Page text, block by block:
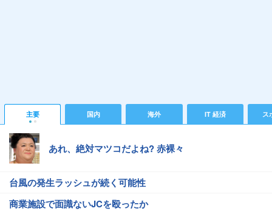
主要 国内 海外 IT 経済 ス
あれ、絶対マツコだよね? 赤裸々
台風の発生ラッシュが続く可能性
商業施設で面識ないJCを殴ったか